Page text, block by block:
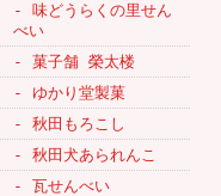
- 味どうらくの里せん
べい
- 菓子舗 榮太楼
- ゆかり堂製菓
- 秋田もろこし
- 秋田犬あられんこ
- 瓦せんべい